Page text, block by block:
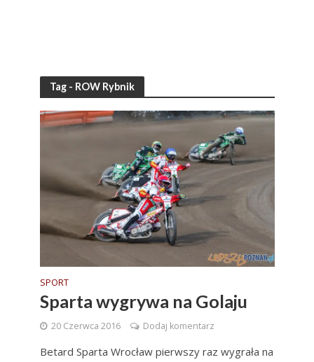
Tag - ROW Rybnik
SPORT
Sparta wygrywa na Golaju
20 Czerwca 2016 Dodaj komentarz
Betard Sparta Wrocław pierwszy raz wygrała na